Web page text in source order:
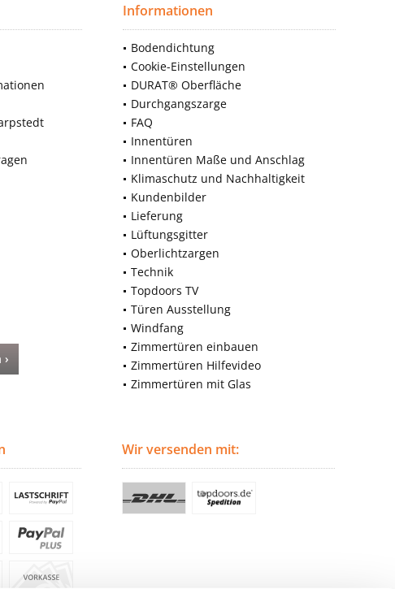
Informationen
Bodendichtung
Cookie-Einstellungen
DURAT® Oberfläche
Durchgangszarge
FAQ
Innentüren
Innentüren Maße und Anschlag
Klimaschutz und Nachhaltigkeit
Kundenbilder
Lieferung
Lüftungsgitter
Oberlichtzargen
Technik
Topdoors TV
Türen Ausstellung
Windfang
Zimmertüren einbauen
Zimmertüren Hilfevideo
Zimmertüren mit Glas
Wir versenden mit: